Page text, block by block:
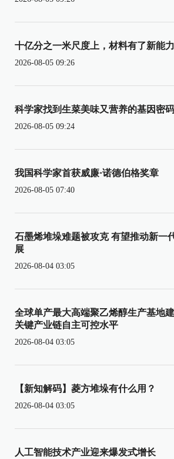
十亿分之一米尺度上，材料有了新能力
2026-08-05 09:26
科学家找到生菜美味又营养的基因密码
2026-08-05 09:24
我国科学家首获威廉·诺德伯格奖章
2026-08-05 07:40
石墨烯堆垛难题被攻克 有望推动新一
展
2026-08-04 03:05
全球单产最大高端聚乙烯醇生产基地
关键产业链自主可控水平
2026-08-04 03:05
【新知解码】菱方堆垛有什么用？
2026-08-04 03:05
人工智能技术产业迎来爆发式增长